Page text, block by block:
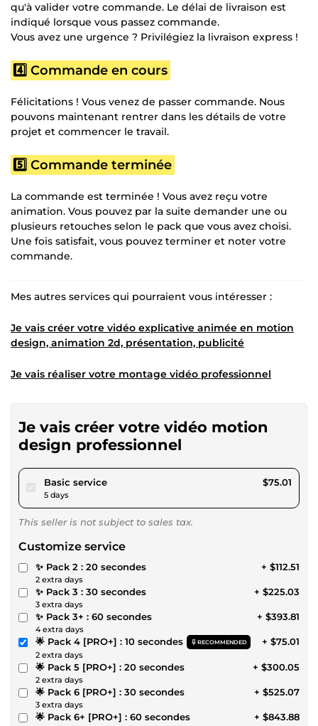
qu'à valider votre commande. Le délai de livraison est
indiqué lorsque vous passez commande.
Vous avez une urgence ? Privilégiez la livraison express !
4️⃣ Commande en cours
Félicitations ! Vous venez de passer commande. Nous
pouvons maintenant rentrer dans les détails de votre
projet et commencer le travail.
5️⃣ Commande terminée
La commande est terminée ! Vous avez reçu votre
animation. Vous pouvez par la suite demander une ou
plusieurs retouches selon le pack que vous avez choisi.
Une fois satisfait, vous pouvez terminer et noter votre
commande.
Mes autres services qui pourraient vous intéresser :
Je vais créer votre vidéo explicative animée en motion
design, animation 2d, présentation, publicité
Je vais réaliser votre montage vidéo professionnel
Je vais créer votre vidéo motion
design professionnel
Basic servicepour $69.13
5 days
$75.01
This seller is not subject to sales tax.
Customize service
✨ Pack 2 : 20 secondes
2 extra days
+ $112.51
✨ Pack 3 : 30 secondes
3 extra days
+ $225.03
✨ Pack 3+ : 60 secondes
4 extra days
+ $393.81
🌟 Pack 4 [PRO+] : 10 secondes RECOMMENDED
2 extra days
+ $75.01
🌟 Pack 5 [PRO+] : 20 secondes
2 extra days
+ $300.05
🌟 Pack 6 [PRO+] : 30 secondes
3 extra days
+ $525.07
🌟 Pack 6+ [PRO+] : 60 secondes + $843.88